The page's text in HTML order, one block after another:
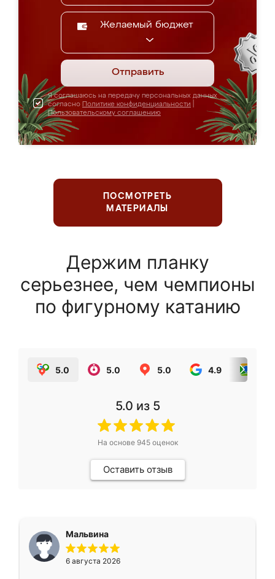
Желаемый бюджет
Отправить
Я соглашаюсь на передачу персональных данных
согласно Политике конфиденциальности
Пользовательскому соглашению
ПОСМОТРЕТЬ
МАТЕРИАЛЫ
Держим планку
серьезнее, чем чемпионы
по фигурному катанию
5.0 5.0 5.0 4.9
5.0 из 5
На основе 945оценок
Оставить отзыв
Мальвина
6 августа 2026